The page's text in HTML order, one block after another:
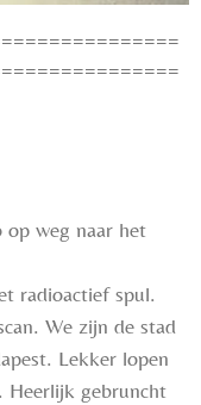
weg naar het
radioactief spul.
We zijn de stad
Lekker lopen
Heerlijk gebruncht